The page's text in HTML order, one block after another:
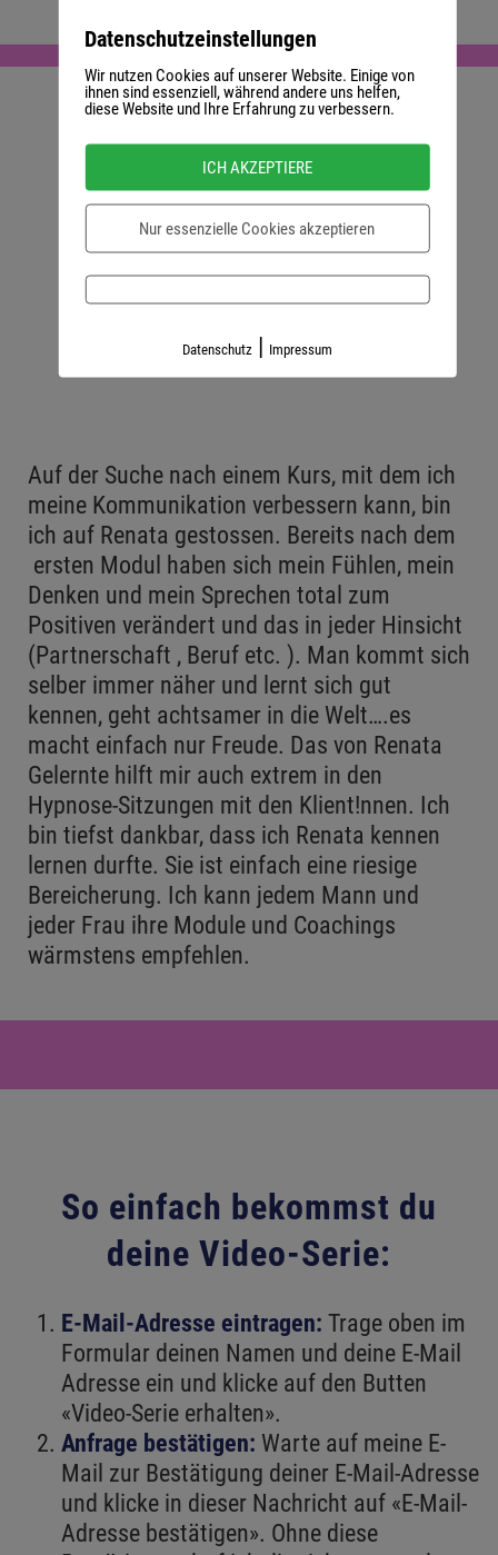
Auf der Suche nach einem Kurs, mit dem ich
meine Kommunikation verbessern kann, bin
ich auf Renata gestossen. Bereits nach dem
ersten Modul haben sich mein Fühlen, mein
Denken und mein Sprechen total zum
Positiven verändert und das in jeder Hinsicht
(Partnerschaft , Beruf etc. ). Man kommt sich
selber immer näher und lernt sich gut
kennen, geht achtsamer in die Welt….es
macht einfach nur Freude. Das von Renata
Gelernte hilft mir auch extrem in den
Hypnose-Sitzungen mit den Klient!nnen. Ich
bin tiefst dankbar, dass ich Renata kennen
lernen durfte. Sie ist einfach eine riesige
Bereicherung. Ich kann jedem Mann und
jeder Frau ihre Module und Coachings
wärmstens empfehlen.
So einfach bekommst du
deine Video-Serie:
E-Mail-Adresse eintragen: Trage oben im
Formular deinen Namen und deine E-Mail
Adresse ein und klicke auf den Butten
«Video-Serie erhalten».
Anfrage bestätigen: Warte auf meine E-
Mail zur Bestätigung deiner E-Mail-Adresse
und klicke in dieser Nachricht auf «E-Mail-
Adresse bestätigen». Ohne diese
Datenschutzeinstellungen
Wir nutzen Cookies auf unserer Website. Einige von
ihnen sind essenziell, während andere uns helfen,
diese Website und Ihre Erfahrung zu verbessern.
ICH AKZEPTIERE
Nur essenzielle Cookies akzeptieren
Datenschutz | Impressum